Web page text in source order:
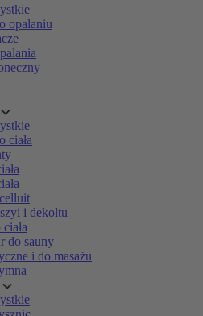
opalaniu
ciała
i dekoltu
do sauny
i do masażu